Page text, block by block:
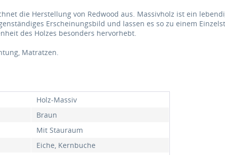
die Herstellung von Redwood aus. Massivholz ist ein
Erscheinungsbild und lassen es so zu einem
des Holzes besonders hervorhebt.
Matratzen.
Holz-Massiv
Braun
Mit Stauraum
Eiche, Kernbuche